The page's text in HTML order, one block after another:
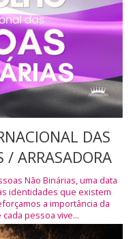
DAS
/ ARRASADORA
Não Binárias, uma data
identidades que existem
a importância da
pessoa vive...